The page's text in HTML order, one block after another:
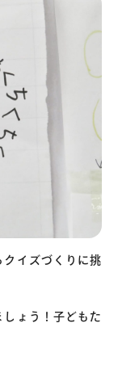
イズづくりに挑
ょう！子どもた